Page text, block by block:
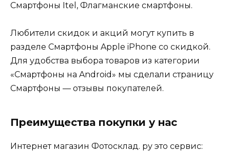
Смартфоны Itel, Флагманские смартфоны.
Любители скидок и акций могут купить в
разделе Смартфоны Apple iPhone со скидкой.
Для удобства выбора товаров из категории
«Смартфоны на Android» мы сделали страницу
Смартфоны — отзывы покупателей.
Преимущества покупки у нас
Интернет магазин Фотосклад. ру это сервис: